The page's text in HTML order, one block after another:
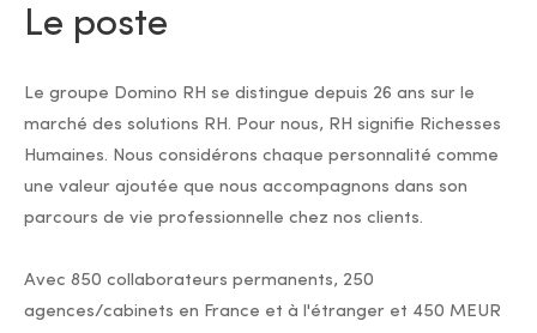
Le poste
Le groupe Domino RH se distingue depuis 26 ans sur le
marché des solutions RH. Pour nous, RH signifie Richesses
Humaines. Nous considérons chaque personnalité comme
une valeur ajoutée que nous accompagnons dans son
parcours de vie professionnelle chez nos clients.
Avec 850 collaborateurs permanents, 250
agences/cabinets en France et à l'étranger et 450 MEUR